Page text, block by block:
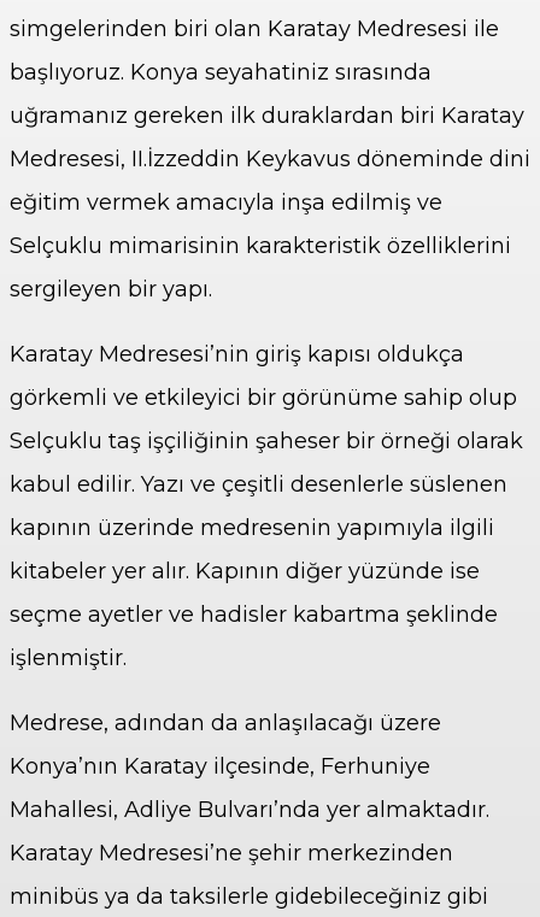
simgelerinden biri olan Karatay Medresesi ile
başlıyoruz. Konya seyahatiniz sırasında
uğramanız gereken ilk duraklardan biri Karatay
Medresesi, II.İzzeddin Keykavus döneminde dini
eğitim vermek amacıyla inşa edilmiş ve
Selçuklu mimarisinin karakteristik özelliklerini
sergileyen bir yapı.
Karatay Medresesi’nin giriş kapısı oldukça
görkemli ve etkileyici bir görünüme sahip olup
Selçuklu taş işçiliğinin şaheser bir örneği olarak
kabul edilir. Yazı ve çeşitli desenlerle süslenen
kapının üzerinde medresenin yapımıyla ilgili
kitabeler yer alır. Kapının diğer yüzünde ise
seçme ayetler ve hadisler kabartma şeklinde
işlenmiştir.
Medrese, adından da anlaşılacağı üzere
Konya’nın Karatay ilçesinde, Ferhuniye
Mahallesi, Adliye Bulvarı’nda yer almaktadır.
Karatay Medresesi’ne şehir merkezinden
minibüs ya da taksilerle gidebileceğiniz gibi